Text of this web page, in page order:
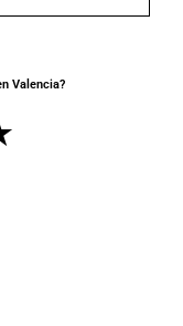
Valencia?